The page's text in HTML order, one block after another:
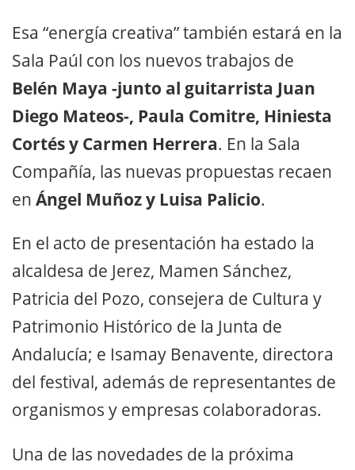
Esa “energía creativa” también estará en la
Sala Paúl con los nuevos trabajos de
Belén Maya -junto al guitarrista Juan
Diego Mateos-, Paula Comitre, Hiniesta
Cortés y Carmen Herrera. En la Sala
Compañía, las nuevas propuestas recaen
en Ángel Muñoz y Luisa Palicio.
En el acto de presentación ha estado la
alcaldesa de Jerez, Mamen Sánchez,
Patricia del Pozo, consejera de Cultura y
Patrimonio Histórico de la Junta de
Andalucía; e Isamay Benavente, directora
del festival, además de representantes de
organismos y empresas colaboradoras.
Una de las novedades de la próxima